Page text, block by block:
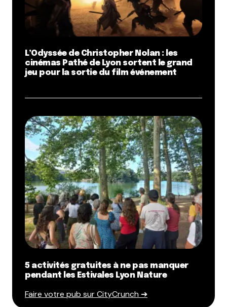
L’Odyssée de Christopher Nolan : les
cinémas Pathé de Lyon sortent le grand
jeu pour la sortie du film événement
5 activités gratuites à ne pas manquer
pendant les Estivales Lyon Nature
Faire votre pub sur CityCrunch ➔